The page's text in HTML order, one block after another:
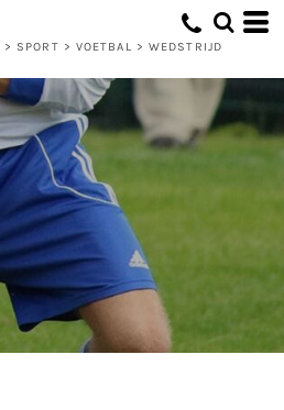
> SPORT > VOETBAL > WEDSTRIJD